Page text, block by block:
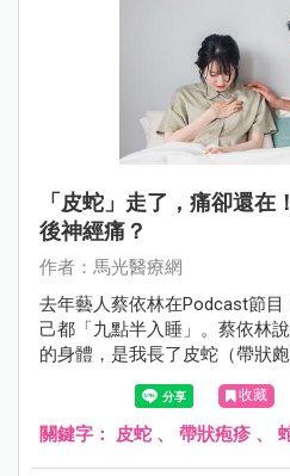
「皮蛇」走了，痛卻還
後神經痛？
作者：馬光醫療網
去年藝人蔡依林在Podcast節目
己都「九點半入睡」。蔡依林
的身體，是我長了皮蛇（帶狀
力下降，之前幾乎每天熬夜，
的身體不能這樣搞。」
收藏
關鍵字： 皮蛇 、 帶狀疱疹 、